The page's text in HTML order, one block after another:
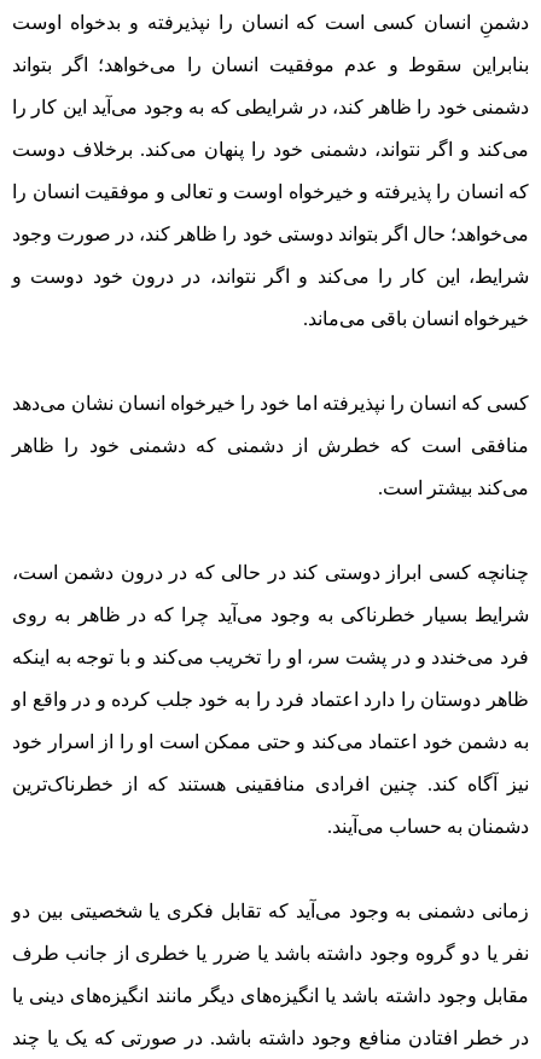
دشمنِ انسان کسی است که انسان را نپذیرفته و بدخواه اوست
بنابراین سقوط و عدم موفقیت انسان را می‌خواهد؛ اگر بتواند
دشمنی خود را ظاهر کند، در شرایطی که به وجود می‌آید این کار را
می‌کند و اگر نتواند، دشمنی خود را پنهان می‌کند. برخلاف دوست
که انسان را پذیرفته و خیرخواه اوست و تعالی و موفقیت انسان را
می‌خواهد؛ حال اگر بتواند دوستی خود را ظاهر کند، در صورت وجود
شرایط، این کار را می‌کند و اگر نتواند، در درون خود دوست و
خیرخواه انسان باقی می‌ماند.
کسی که انسان را نپذیرفته اما خود را خیرخواه انسان نشان می‌دهد
منافقی است که خطرش از دشمنی که دشمنی خود را ظاهر
می‌کند بیشتر است.
چنانچه کسی ابراز دوستی کند در حالی که در درون دشمن است،
شرایط بسیار خطرناکی به وجود می‌آید چرا که‌ در ظاهر به روی
فرد می‌خندد و در پشت سر، او را تخریب می‌کند و با توجه به اینکه
ظاهر دوستان را دارد اعتماد فرد را به خود جلب کرده و در واقع او
به دشمن خود اعتماد می‌کند و حتی ممکن است او را از اسرار خود
نیز آگاه کند. چنین افرادی منافقینی هستند که از خطرناک‌ترین
دشمنان به حساب می‌آیند.
زمانی دشمنی به وجود می‌آید که تقابل فکری یا شخصیتی بین دو
نفر یا دو گروه وجود داشته باشد یا ضرر یا خطری از جانب طرف
مقابل وجود داشته باشد یا انگیزه‌های دیگر مانند انگیزه‌های دینی یا
در خطر افتادن منافع وجود داشته باشد. در صورتی که یک یا چند